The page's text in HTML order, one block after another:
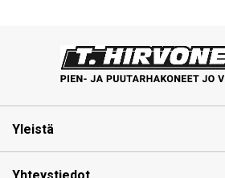
Yleistä